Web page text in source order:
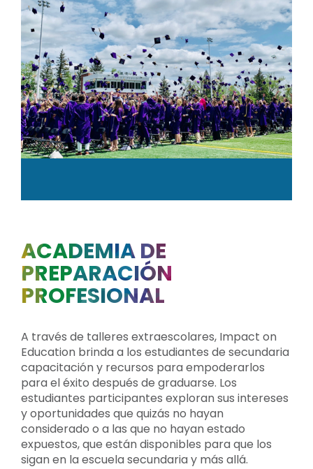
ACADEMIA DE
PREPARACIÓN
PROFESIONAL
A través de talleres extraescolares, Impact on
Education brinda a los estudiantes de secundaria
capacitación y recursos para empoderarlos
para el éxito después de graduarse. Los
estudiantes participantes exploran sus intereses
y oportunidades que quizás no hayan
considerado o a las que no hayan estado
expuestos, que están disponibles para que los
sigan en la escuela secundaria y más allá.